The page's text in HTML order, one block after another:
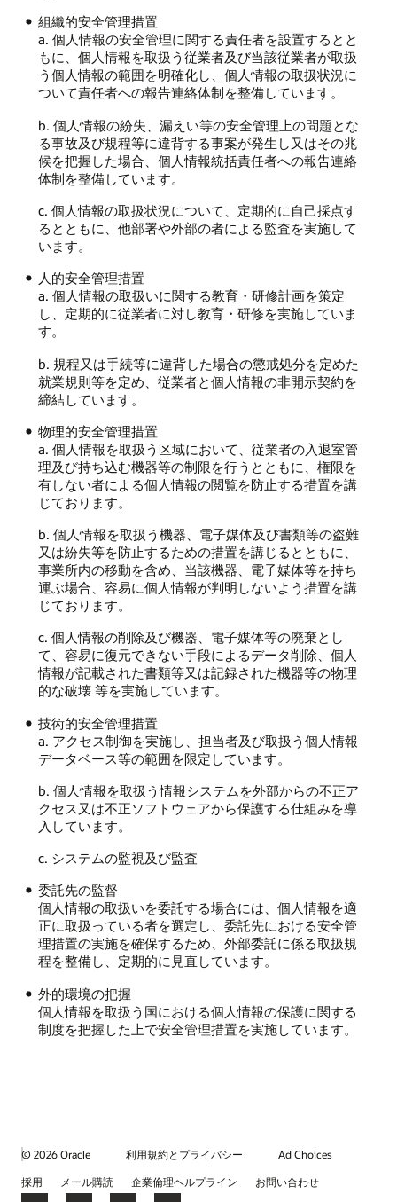
組織的安全管理措置
a. 個人情報の安全管理に関する責任者を設置するとと
もに、個人情報を取扱う従業者及び当該従業者が取扱
う個人情報の範囲を明確化し、個人情報の取扱状況に
ついて責任者への報告連絡体制を整備しています。
b. 個人情報の紛失、漏えい等の安全管理上の問題とな
る事故及び規程等に違背する事案が発生し又はその兆
候を把握した場合、個人情報統括責任者への報告連絡
体制を整備しています。
c. 個人情報の取扱状況について、定期的に自己採点す
るとともに、他部署や外部の者による監査を実施して
います。
人的安全管理措置
a. 個人情報の取扱いに関する教育・研修計画を策定
し、定期的に従業者に対し教育・研修を実施していま
す。
b. 規程又は手続等に違背した場合の懲戒処分を定めた
就業規則等を定め、従業者と個人情報の非開示契約を
締結しています。
物理的安全管理措置
a. 個人情報を取扱う区域において、従業者の入退室管
理及び持ち込む機器等の制限を行うとともに、権限を
有しない者による個人情報の閲覧を防止する措置を講
じております。
b. 個人情報を取扱う機器、電子媒体及び書類等の盗難
又は紛失等を防止するための措置を講じるとともに、
事業所内の移動を含め、当該機器、電子媒体等を持ち
運ぶ場合、容易に個人情報が判明しないよう措置を講
じております。
c. 個人情報の削除及び機器、電子媒体等の廃棄とし
て、容易に復元できない手段によるデータ削除、個人
情報が記載された書類等又は記録された機器等の物理
的な破壊 等を実施しています。
技術的安全管理措置
a. アクセス制御を実施し、担当者及び取扱う個人情報
データベース等の範囲を限定しています。
b. 個人情報を取扱う情報システムを外部からの不正ア
クセス又は不正ソフトウェアから保護する仕組みを導
入しています。
c. システムの監視及び監査
委託先の監督
個人情報の取扱いを委託する場合には、個人情報を適
正に取扱っている者を選定し、委託先における安全管
理措置の実施を確保するため、外部委託に係る取扱規
程を整備し、定期的に見直しています。
外的環境の把握
個人情報を取扱う国における個人情報の保護に関する
制度を把握した上で安全管理措置を実施しています。
© 2026 Oracle 利用規約とプライバシー
Ad Choices
採用
メール購読 企業倫理ヘルプライン お問い合わせ